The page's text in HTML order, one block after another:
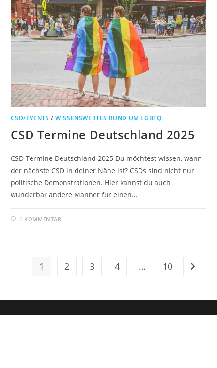
CSD/EVENTS /WISSENSWERTES RUND UM LGBTQ+
CSD Termine Deutschland 2025
CSD Termine Deutschland 2025 Du möchtest wissen, wann
der nächste CSD in deiner Nähe ist? CSDs sind nicht nur
politische Demonstrationen. Hier kannst du auch
wunderbar andere Männer für einen…
1 KOMMENTAR
1 2 3 4 … 10 Zur